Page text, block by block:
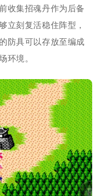
收集招魂丹作为后备
立刻复活稳住阵型，
防具可以存放至编成
环境。